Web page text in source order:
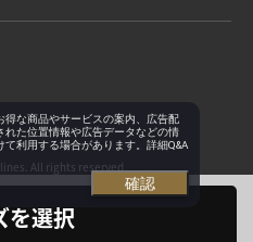
を選択
All rights reserved.
得な商品やサービスの案内、広告配
た位置情報や広告データなどの情
利用する場合があります。詳細Q&A
確認